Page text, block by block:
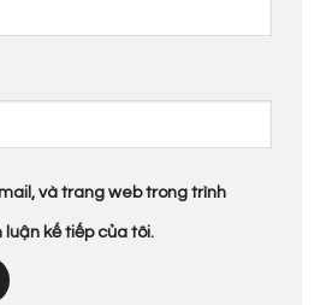
và trang web trong trình
luận kế tiếp của tôi.